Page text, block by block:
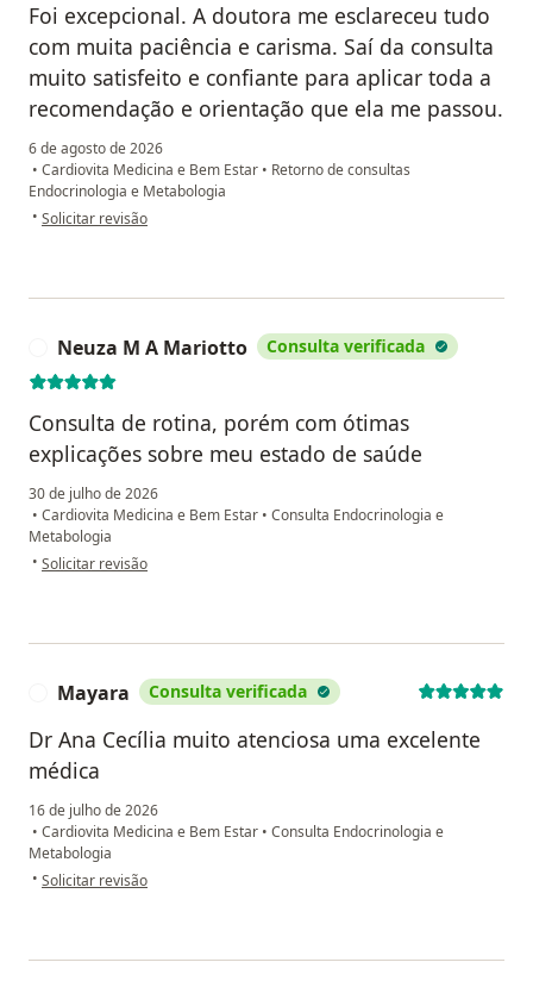
Foi excepcional. A doutora me esclareceu tudo
com muita paciência e carisma. Saí da consulta
muito satisfeito e confiante para aplicar toda a
recomendação e orientação que ela me passou.
6 de agosto de 2026
• Cardiovita Medicina e Bem Estar • Retorno de consultas
Endocrinologia e Metabologia
• na opinião do utilizador Denilson Costa
Solicitar revisão
Neuza M A Mariotto Consulta verificada
Consulta de rotina, porém com ótimas
explicações sobre meu estado de saúde
30 de julho de 2026
• Cardiovita Medicina e Bem Estar • Consulta Endocrinologia e
Metabologia
• na opinião do utilizador Neuza M A Mariotto
Solicitar revisão
Mayara Consulta verificada
Dr Ana Cecília muito atenciosa uma excelente
médica
16 de julho de 2026
• Cardiovita Medicina e Bem Estar • Consulta Endocrinologia e
Metabologia
• na opinião do utilizador Mayara
Solicitar revisão